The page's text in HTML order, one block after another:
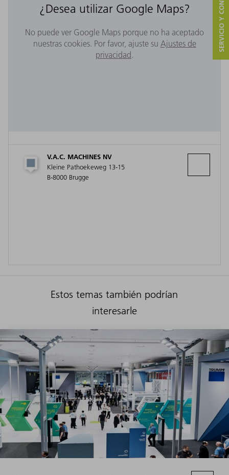
¿Desea utilizar Google Maps?
No puede ver Google Maps porque no ha aceptado
nuestras cookies. Por favor, ajuste su Ajustes de
privacidad.
V.A.C. MACHINES NV
Kleine Pathoekeweg 13-15
B-8000 Brugge
Estos temas también podrían
interesarle
SERVICIO Y CONTACTO